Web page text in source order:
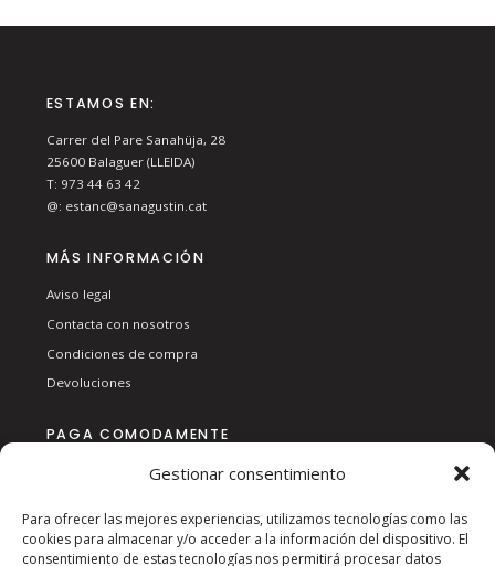
Gestionar consentimiento
Para ofrecer las mejores experiencias, utilizamos tecnologías como las
cookies para almacenar y/o acceder a la información del dispositivo. El
consentimiento de estas tecnologías nos permitirá procesar datos
ESTAMOS EN:
Carrer del Pare Sanahüja, 28
25600 Balaguer (LLEIDA)
T: 973 44 63 42
@: estanc@sanagustin.cat
MÁS INFORMACIÓN
Aviso legal
Contacta con nosotros
Condiciones de compra
Devoluciones
PAGA COMODAMENTE